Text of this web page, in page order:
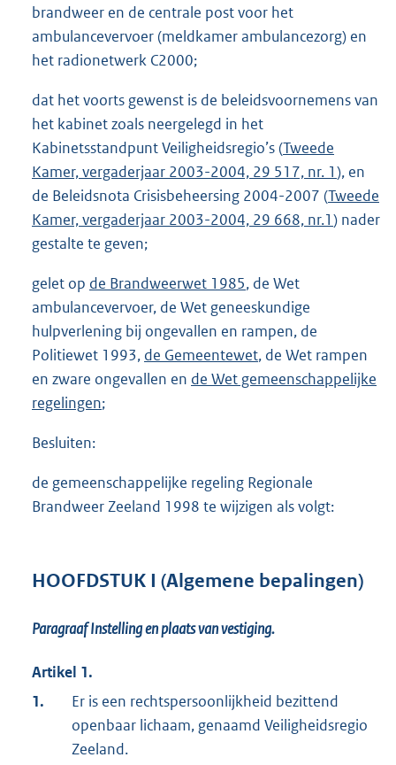
brandweer en de centrale post voor het
ambulancevervoer (meldkamer ambulancezorg) en
het radionetwerk C2000;
dat het voorts gewenst is de beleidsvoornemens van
het kabinet zoals neergelegd in het
Kabinetsstandpunt Veiligheidsregio’s (Tweede
Kamer, vergaderjaar 2003-2004, 29 517, nr. 1), en
de Beleidsnota Crisisbeheersing 2004-2007 (Tweede
Kamer, vergaderjaar 2003-2004, 29 668, nr.1) nader
gestalte te geven;
gelet op de Brandweerwet 1985, de Wet
ambulancevervoer, de Wet geneeskundige
hulpverlening bij ongevallen en rampen, de
Politiewet 1993, de Gemeentewet, de Wet rampen
en zware ongevallen en de Wet gemeenschappelijke
regelingen;
Besluiten:
de gemeenschappelijke regeling Regionale
Brandweer Zeeland 1998 te wijzigen als volgt:
HOOFDSTUK I (Algemene bepalingen)
Paragraaf Instelling en plaats van vestiging.
Artikel 1.
1.
Er is een rechtspersoonlijkheid bezittend
openbaar lichaam, genaamd Veiligheidsregio
Zeeland.